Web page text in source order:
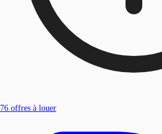
76 offres à louer